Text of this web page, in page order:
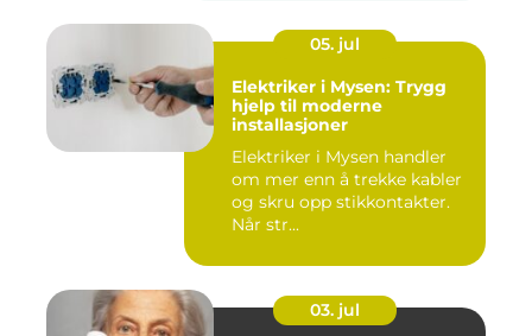
05. jul
Elektriker i Mysen: Trygg
hjelp til moderne
installasjoner
Elektriker i Mysen handler
om mer enn å trekke kabler
og skru opp stikkontakter.
Når str...
03. jul